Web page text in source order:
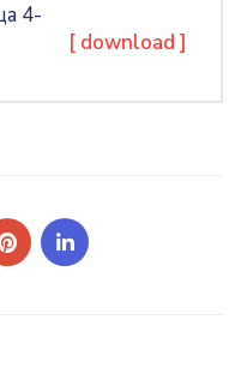
4-
[ download ]